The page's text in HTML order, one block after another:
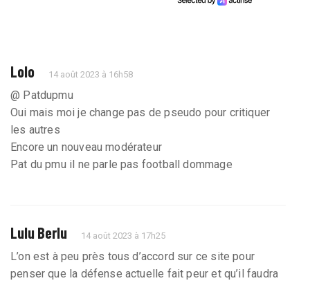
Lolo 14 août 2023 à 16h58
@ Patdupmu
Oui mais moi je change pas de pseudo pour critiquer
les autres
Encore un nouveau modérateur
Pat du pmu il ne parle pas football dommage
Lulu Berlu 14 août 2023 à 17h25
L’on est à peu près tous d’accord sur ce site pour
penser que la défense actuelle fait peur et qu’il faudra